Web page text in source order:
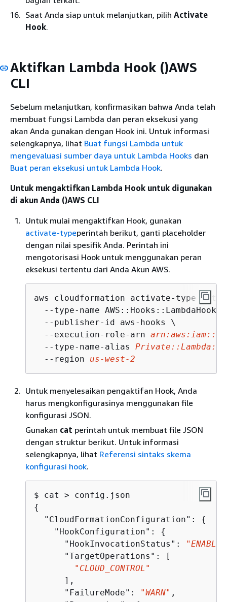
Saat Anda siap untuk melanjutkan, pilih Activate
Hook.
Aktifkan Lambda Hook ()AWS
CLI
Sebelum melanjutkan, konfirmasikan bahwa Anda telah
membuat fungsi Lambda dan peran eksekusi yang
akan Anda gunakan dengan Hook ini. Untuk informasi
selengkapnya, lihat Buat fungsi Lambda untuk
mengevaluasi sumber daya untuk Lambda Hooks dan
Buat peran eksekusi untuk Lambda Hook.
Untuk mengaktifkan Lambda Hook untuk digunakan
di akun Anda ()AWS CLI
Untuk mulai mengaktifkan Hook, gunakan
activate-typeperintah berikut, ganti placeholder
dengan nilai spesifik Anda. Perintah ini
mengotorisasi Hook untuk menggunakan peran
eksekusi tertentu dari Anda Akun AWS.
aws cloudformation activate-type --
  --type-name AWS::Hooks::LambdaHook \
  --publisher-id aws-hooks \
  --execution-role-arn
  --type-name-alias
  --region
us-west-2
Untuk menyelesaikan pengaktifan Hook, Anda
harus mengkonfigurasinya menggunakan file
konfigurasi JSON.
Gunakan cat perintah untuk membuat file JSON
dengan struktur berikut. Untuk informasi
selengkapnya, lihat Referensi sintaks skema
konfigurasi hook.
{
  "CloudFormationConfiguration":
{
    "HookConfiguration":
{
      "HookInvocationStatus":
      "TargetOperations": [
"CLOUD_CONTROL"
      ],
      "FailureMode":
"WARN" ,